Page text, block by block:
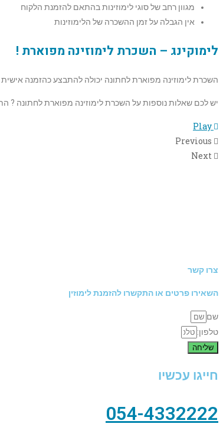
מגוון רחב של סוגי לימוזינות בהתאם להזמנת הלקוח
אין הגבלה על זמן ההשכרה של הלימוזינות
לימוקינג – השכרת לימוזינה מפוארת !
השכרת לימוזינה מפוארת לחתונה יכולה להתבצע כהזמנה
יש לכם שאלות נוספות על השכרת לימוזינה מפוארת לחתונה ?
Play
Previous
Next
צרו קשר
השאירו פרטים או התקשרו להזמנת לימוזין
שם
טלפון:
שליחה
חייגו עכשיו
054-4332222